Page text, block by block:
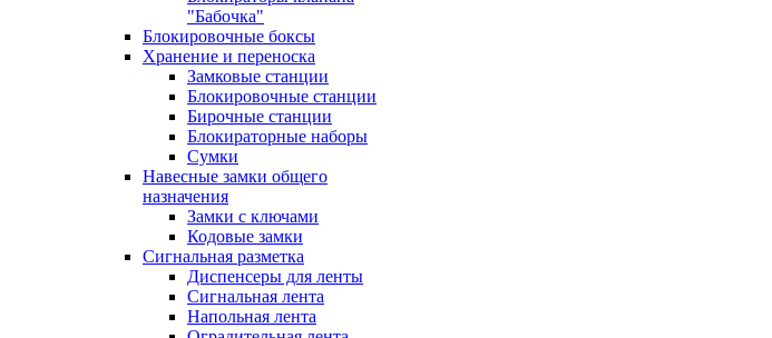
"Бабочка"
Блокировочные боксы
Хранение и переноска
Замковые станции
Блокировочные станции
Бирочные станции
Блокираторные наборы
Сумки
Навесные замки общего
назначения
Замки с ключами
Кодовые замки
Сигнальная разметка
Диспенсеры для ленты
Сигнальная лента
Напольная лента